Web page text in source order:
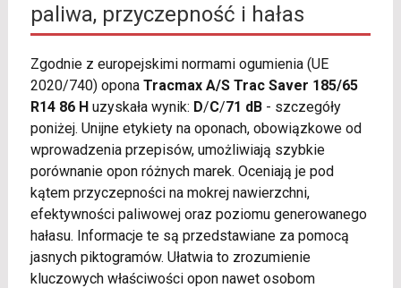
paliwa, przyczepność i hałas
Zgodnie z europejskimi normami ogumienia (UE
2020/740) opona Tracmax A/S Trac Saver 185/65
R14 86 Huzyskała wynik: D/C/71 dB- szczegóły
poniżej. Unijne etykiety na oponach, obowiązkowe od
wprowadzenia przepisów, umożliwiają szybkie
porównanie opon różnych marek. Oceniają je pod
kątem przyczepności na mokrej nawierzchni,
efektywności paliwowej oraz poziomu generowanego
hałasu. Informacje te są przedstawiane za pomocą
jasnych piktogramów. Ułatwia to zrozumienie
kluczowych właściwości opon nawet osobom